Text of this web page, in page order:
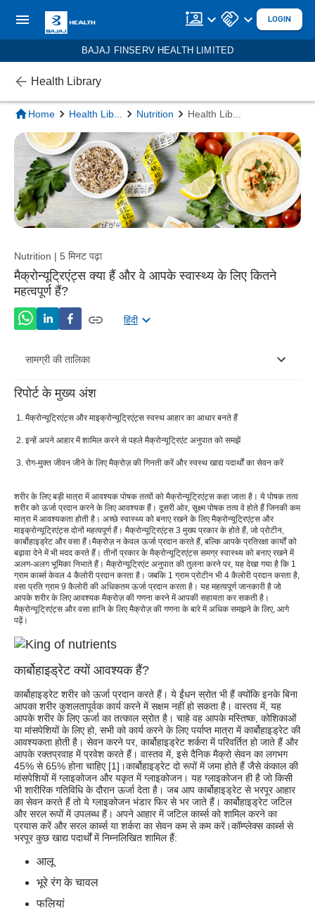
LOGIN
BAJAJ FINSERV HEALTH LIMITED
Health Library
Home Health Lib Nutrition Health Lib
Nutrition | 5 मिनट पढ़ा
मैक्रोन्यूट्रिएंट्स क्या हैं और वे आपके स्वास्थ्य के लिए कितने
महत्वपूर्ण हैं?
हिंदी
सामग्री की तालिका
कार्बोहाइड्रेट क्यों आवश्यक हैं?
रिपोर्ट के मुख्य अंश
मैक्रोन्यूट्रिएंट्स और माइक्रोन्यूट्रिएंट्स स्वस्थ आहार का आधार बनते हैं
इन्हें अपने आहार में शामिल करने से पहले मैक्रोन्यूट्रिएंट अनुपात को समझें
रोग-मुक्त जीवन जीने के लिए मैक्रोज़ की गिनती करें और स्वस्थ खाद्य पदार्थों का सेवन करें
शरीर के लिए बड़ी मात्रा में आवश्यक पोषक तत्वों को मैक्रोन्यूट्रिएंट्स कहा जाता है। ये पोषक तत्व
शरीर को ऊर्जा प्रदान करने के लिए आवश्यक हैं। दूसरी ओर, सूक्ष्म पोषक तत्व वे होते हैं जिनकी कम
मात्रा में आवश्यकता होती है। अच्छे स्वास्थ्य को बनाए रखने के लिए मैक्रोन्यूट्रिएंट्स और
माइक्रोन्यूट्रिएंट्स दोनों महत्वपूर्ण हैं। मैक्रोन्यूट्रिएंट्स 3 मुख्य प्रकार के होते हैं, जो प्रोटीन,
कार्बोहाइड्रेट और वसा हैं।मैक्रोज़ न केवल ऊर्जा प्रदान करते हैं, बल्कि आपके प्रतिरक्षा कार्यों को
बढ़ावा देने में भी मदद करते हैं। तीनों प्रकार के मैक्रोन्यूट्रिएंट्स समग्र स्वास्थ्य को बनाए रखने में
अलग-अलग भूमिका निभाते हैं। मैक्रोन्यूट्रिएंट अनुपात की तुलना करने पर, यह देखा गया है कि 1
ग्राम कार्ब्स केवल 4 कैलोरी प्रदान करता है। जबकि 1 ग्राम प्रोटीन भी 4 कैलोरी प्रदान करता है,
वसा प्रति ग्राम 9 कैलोरी की अधिकतम ऊर्जा प्रदान करता है। यह महत्वपूर्ण जानकारी है जो
आपके शरीर के लिए आवश्यक मैक्रोज़ की गणना करने में आपकी सहायता कर सकती है।
मैक्रोन्यूट्रिएंट्स और वसा हानि के लिए मैक्रोज़ की गणना के बारे में अधिक समझने के लिए, आगे
पढ़ें।
कार्बोहाइड्रेट क्यों आवश्यक हैं?
कार्बोहाइड्रेट शरीर को ऊर्जा प्रदान करते हैं। ये ईंधन स्रोत भी हैं क्योंकि इनके बिना
आपका शरीर कुशलतापूर्वक कार्य करने में सक्षम नहीं हो सकता है। वास्तव में, यह
आपके शरीर के लिए ऊर्जा का तत्काल स्रोत है। चाहे वह आपके मस्तिष्क, कोशिकाओं
या मांसपेशियों के लिए हो, सभी को कार्य करने के लिए पर्याप्त मात्रा में कार्बोहाइड्रेट की
आवश्यकता होती है। सेवन करने पर, कार्बोहाइड्रेट शर्करा में परिवर्तित हो जाते हैं और
आपके रक्तप्रवाह में प्रवेश करते हैं। वास्तव में, इसे दैनिक मैक्रो सेवन का लगभग
45% से 65% होना चाहिए [1]।कार्बोहाइड्रेट दो रूपों में जमा होते हैं जैसे कंकाल की
मांसपेशियों में ग्लाइकोजन और यकृत में ग्लाइकोजन। यह ग्लाइकोजन ही है जो किसी
भी शारीरिक गतिविधि के दौरान ऊर्जा देता है। जब आप कार्बोहाइड्रेट से भरपूर आहार
का सेवन करते हैं तो ये ग्लाइकोजन भंडार फिर से भर जाते हैं। कार्बोहाइड्रेट जटिल
और सरल रूपों में उपलब्ध हैं। अपने आहार में जटिल कार्ब्स को शामिल करने का
प्रयास करें और सरल कार्ब्स या शर्करा का सेवन कम से कम करें।कॉम्प्लेक्स कार्ब्स से
भरपूर कुछ खाद्य पदार्थों में निम्नलिखित शामिल हैं:
आलू
भूरे रंग के चावल
फलियां